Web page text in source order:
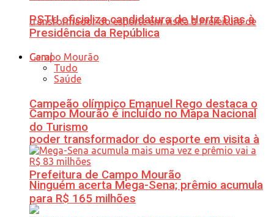
Campeão olímpico Emanuel Rego destaca o
poder transformador do esporte em visita à
Prefeitura de Campo Mourão
PSTU oficializa candidatura de Hertz Dias à
Presidência da República
Geral
Tudo
Saúde
Campo Mourão é incluído no Mapa Nacional
do Turismo
Ninguém acerta Mega-Sena; prêmio acumula
para R$ 165 milhões